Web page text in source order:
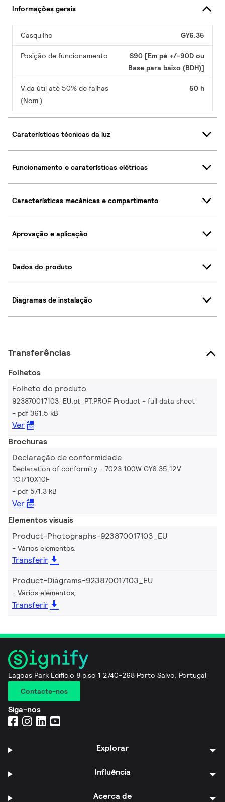
Informações gerais
Casquilho GY6.35
Posição de funcionamento
S90 [Em pé +/-90D ou
Base para baixo (BDH)]
Vida útil até 50% de falhas
(Nom.)
50 h
Caraterísticas técnicas da luz
Funcionamento e caraterísticas elétricas
Características mecânicas e compartimento
Aprovação e aplicação
Dados do produto
Diagramas de instalação
Transferências
Folhetos
Folheto do produto
923870017103_EU.pt_PT.PROF Product - full data sheet
pdf 361.5 kB
Ver
Brochuras
Declaração de conformidade
Declaration of conformity - 7023 100W GY6.35 12V
1CT/10X10F
pdf 571.3 kB
Ver
Elementos visuais
Product-Photographs-923870017103_EU
Vários elementos,
Transferir
Product-Diagrams-923870017103_EU
Vários elementos,
Transferir
Lagoas Park Edifício 8 piso 1 2740-268 Porto Salvo, Portugal
Contacte-nos
Siga-nos
Explorar
Influência
Acerca de